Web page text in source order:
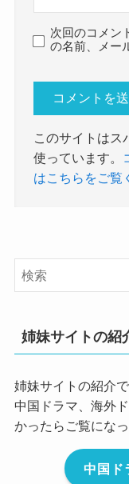
次回のコメン
の名前、メー
このサイトはス
使っています。
はこちらをご覧
姉妹サイトの紹
姉妹サイトの紹介で
中国ドラマ、海外
かったらご覧にな
中国ド